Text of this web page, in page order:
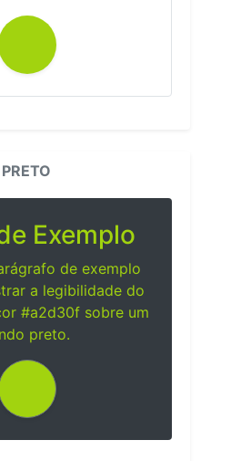
Exemplo
de exemplo
a legibilidade do
#a2d30f sobre um
preto.